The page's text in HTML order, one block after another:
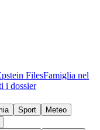
FilesFamiglia nel
i dossier
Sport
Meteo